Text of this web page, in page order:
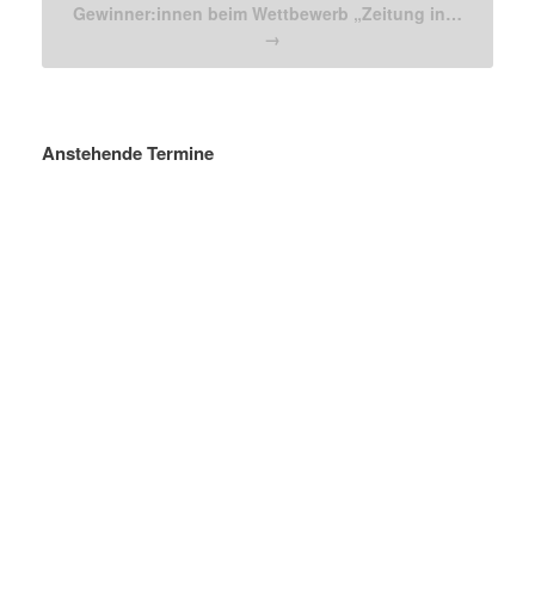
Gewinner:innen beim Wettbewerb „Zeitung in…
→
Anstehende Termine